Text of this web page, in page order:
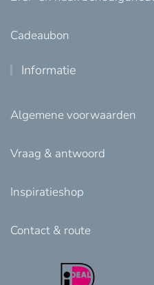
Cadeaubon
Informatie
Algemene voorwaarden
Vraag & antwoord
Inspiratieshop
Contact & route